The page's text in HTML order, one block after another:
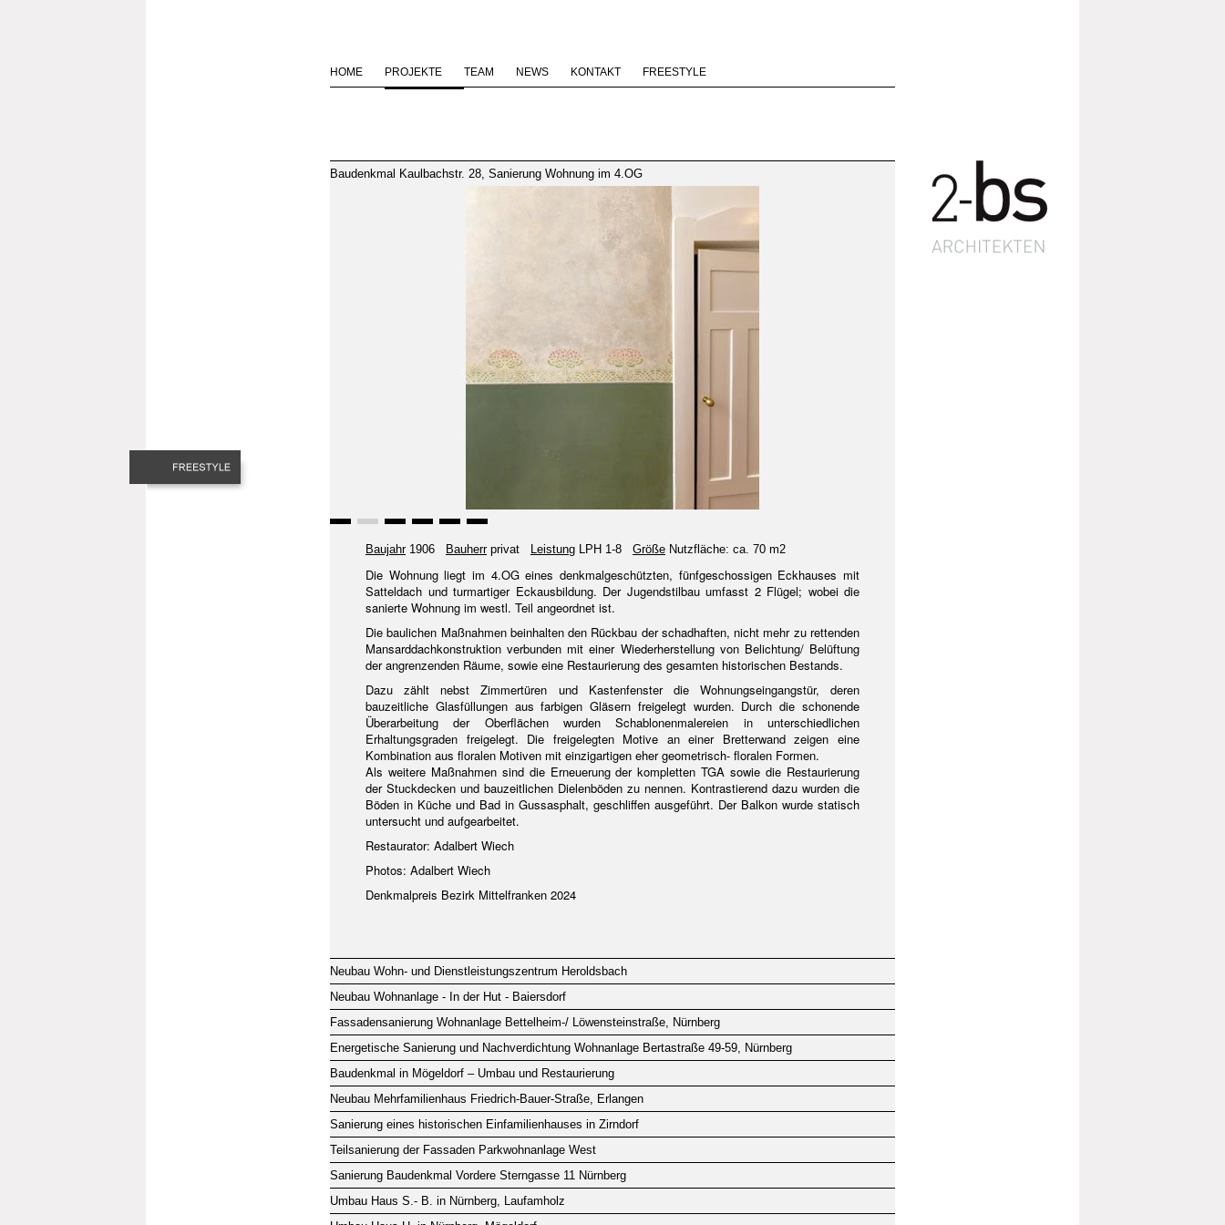
HOME PROJEKTE TEAM NEWS KONTAKT FREESTYLE
Baudenkmal Kaulbachstr. 28, Sanierung Wohnung im 4.OG
Baujahr1906 Bauherrprivat Leistung LPH 1-8 Größe Nutzfläche: ca. 70 m2
Die Wohnung liegt im 4.OG eines denkmalgeschützten, fünfgeschossigen Eckhauses mit
Satteldach und turmartiger Eckausbildung. Der Jugendstilbau umfasst 2 Flügel; wobei die
sanierte Wohnung im westl. Teil angeordnet ist.
Die baulichen Maßnahmen beinhalten den Rückbau der schadhaften, nicht mehr zu rettenden
Mansarddachkonstruktion verbunden mit einer Wiederherstellung von Belichtung/ Belüftung
der angrenzenden Räume, sowie eine Restaurierung des gesamten historischen Bestands.
Dazu zählt nebst Zimmertüren und Kastenfenster die Wohnungseingangstür, deren
bauzeitliche Glasfüllungen aus farbigen Gläsern freigelegt wurden. Durch die schonende
Überarbeitung der Oberflächen wurden Schablonenmalereien in unterschiedlichen
Erhaltungsgraden freigelegt. Die freigelegten Motive an einer Bretterwand zeigen eine
Kombination aus floralen Motiven mit einzigartigen eher geometrisch- floralen Formen.
Als weitere Maßnahmen sind die Erneuerung der komplettenTGA sowie die Restaurierung
der Stuckdecken und bauzeitlichen Dielenböden zu nennen. Kontrastierend dazu wurden die
Böden in Küche und Bad in Gussasphalt, geschliffen ausgeführt. Der Balkon wurde statisch
untersucht und aufgearbeitet.
Restaurator: Adalbert Wiech
Photos: Adalbert Wiech
Denkmalpreis Bezirk Mittelfranken 2024
Neubau Wohn- und Dienstleistungszentrum Heroldsbach
Neubau Wohnanlage - In der Hut - Baiersdorf
Fassadensanierung Wohnanlage Bettelheim-/ Löwensteinstraße, Nürnberg
Energetische Sanierung und Nachverdichtung Wohnanlage Bertastraße 49-59, Nürnberg
Baudenkmal in Mögeldorf – Umbau und Restaurierung
Neubau Mehrfamilienhaus Friedrich-Bauer-Straße, Erlangen
Sanierung eines historischen Einfamilienhauses in Zirndorf
Teilsanierung der Fassaden Parkwohnanlage West
Sanierung Baudenkmal Vordere Sterngasse 11 Nürnberg
Umbau Haus S.- B. in Nürnberg, Laufamholz